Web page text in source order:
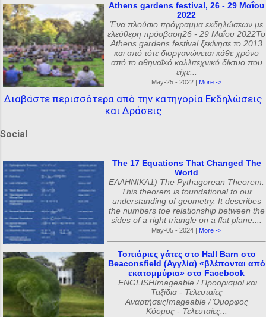
Athens gardens festival, 26 - 29 Μαΐου
2022
Ένα πλούσιο πρόγραμμα εκδηλώσεων με
ελεύθερη πρόσβαση26 - 29 Μαΐου 2022Το
Athens gardens festival ξεκίνησε το 2013
και από τότε διοργανώνεται κάθε χρόνο
από το αθηναϊκό καλλιτεχνικό δίκτυο που
είχε...
May-25 - 2022 | More ->
Διαβάστε περισσότερα από την κατηγορία Εκδηλώσεις
και Δράσεις
Social
The 17 Equations That Changed The
World
ΕΛΛΗΝΙΚΑ1) The Pythagorean Theorem:
This theorem is foundational to our
understanding of geometry. It describes
the numbers toe relationship between the
sides of a right triangle on a flat plane:...
May-05 - 2024 | More ->
Τοπιάριες γάτες στο Hall Barn στο
Beaconsfield (Αγγλία) «βλέπονται από
εκατομμύρια» στο Facebook
ENGLISHImageable / Προορισμοί και
Ταξίδια - Τελευταίες
ΑναρτήσειςImageable / Όμορφος
Κόσμος - Τελευταίες...